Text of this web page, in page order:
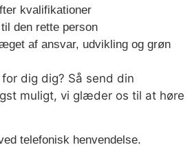
kvalifikationer
den rette person
af ansvar, udvikling og grøn
dig dig? Så send din
muligt, vi glæder os til at høre
telefonisk henvendelse.